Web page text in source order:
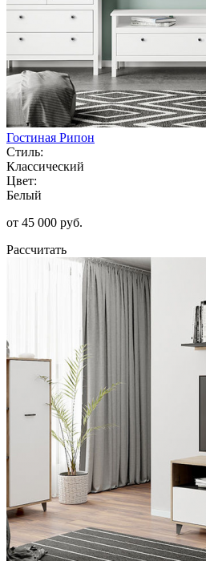
Гостиная Рипон
Стиль:
Классический
Цвет:
Белый
от 45 000 руб.
Рассчитать